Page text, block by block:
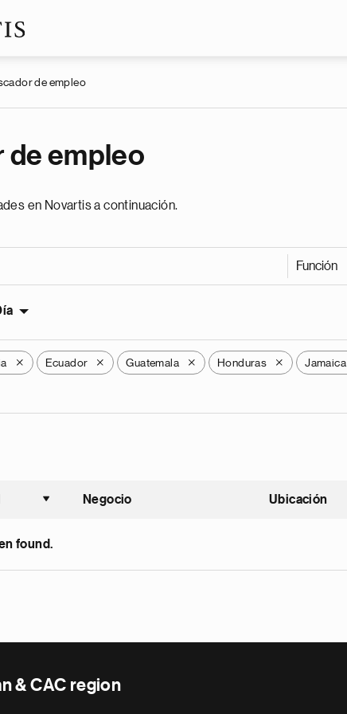
de empleo
de empleo
en Novartis a continuación.
Función
X Ecuador X Guatemala X Honduras X Jamaica
Ordenar ascendente
Negocio Ubicación
found.
& CAC region